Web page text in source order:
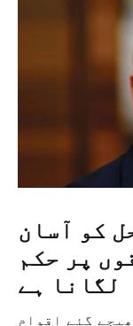
کو آسان
پر حکم
لگانا ہے
گئے اقوام